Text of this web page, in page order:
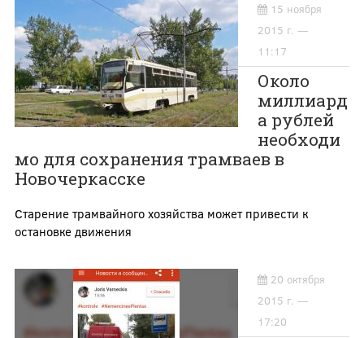
15 ноября
2015 г. —
11:17
Около
миллиард
а рублей
необходи
мо для сохранения трамваев в
Новочеркасске
Старение трамвайного хозяйства может привести к
остановке движения
20 октября
2015 г. —
17:20